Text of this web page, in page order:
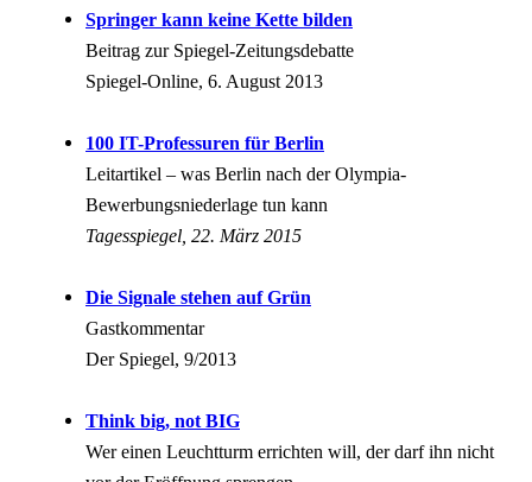
Springer kann keine Kette bilden
Beitrag zur Spiegel-Zeitungsdebatte
Spiegel-Online, 6. August 2013
100 IT-Professuren für Berlin
Leitartikel – was Berlin nach der Olympia-
Bewerbungsniederlage tun kann
Tagesspiegel, 22. März 2015
Die Signale stehen auf Grün
Gastkommentar
Der Spiegel, 9/2013
Think big, not BIG
Wer einen Leuchtturm errichten will, der darf ihn nicht